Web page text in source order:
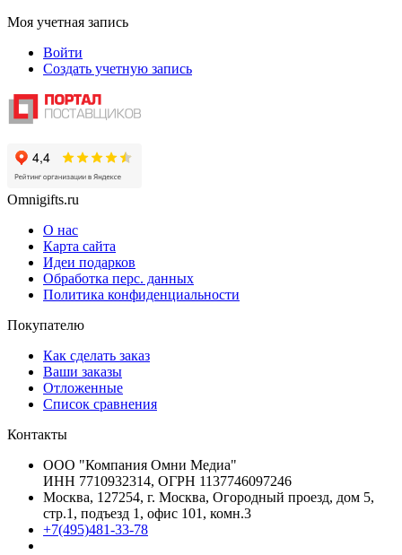
Моя учетная запись
Войти
Создать учетную запись
Omnigifts.ru
О нас
Карта сайта
Идеи подарков
Обработка перс. данных
Политика конфиденциальности
Покупателю
Как сделать заказ
Ваши заказы
Отложенные
Список сравнения
Контакты
ООО "Компания Омни Медиа"
ИНН 7710932314, ОГРН 1137746097246
Москва, 127254, г. Москва, Огородный проезд, дом 5,
стр.1, подъезд 1, офис 101, комн.3
+7(495)481-33-78